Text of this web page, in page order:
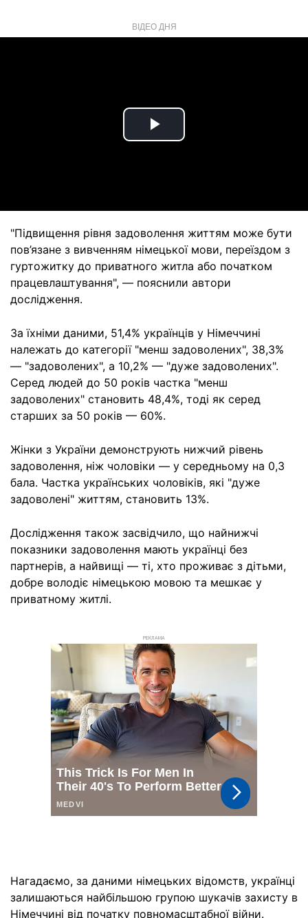
ВІДЕО ДНЯ
Play
"Підвищення рівня задоволення життям може бути
пов’язане з вивченням німецької мови, переїздом з
гуртожитку до приватного житла або початком
працевлаштування", — пояснили автори
дослідження.
За їхніми даними, 51,4% українців у Німеччині
належать до категорії "менш задоволених", 38,3%
— "задоволених", а 10,2% — "дуже задоволених".
Серед людей до 50 років частка "менш
задоволених" становить 48,4%, тоді як серед
старших за 50 років — 60%.
Жінки з України демонструють нижчий рівень
задоволення, ніж чоловіки — у середньому на 0,3
бала. Частка українських чоловіків, які "дуже
задоволені" життям, становить 13%.
Дослідження також засвідчило, що найнижчі
показники задоволення мають українці без
партнерів, а найвищі — ті, хто проживає з дітьми,
добре володіє німецькою мовою та мешкає у
приватному житлі.
РЕКЛАМА
Нагадаємо, за даними німецьких відомств, українці
залишаються найбільшою групою шукачів захисту в
Німеччині від початку повномасштабної війни.